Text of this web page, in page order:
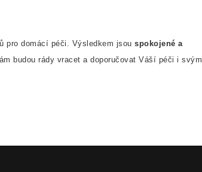
pro domácí péči. Výsledkem jsou spokojené a
budou rády vracet a doporučovat Váší péči i svým